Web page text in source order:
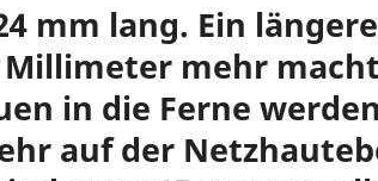
mm lang. Ein
mehr
in die Ferne
auf der